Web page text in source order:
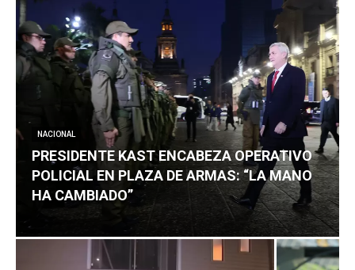
NACIONAL
PRESIDENTE KAST ENCABEZA OPERATIVO
POLICIAL EN PLAZA DE ARMAS: “LA MANO
HA CAMBIADO”